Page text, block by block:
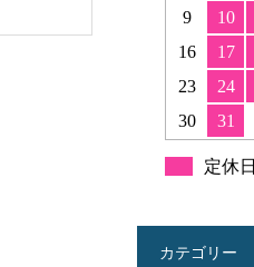
9
10
16
17
23
24
30
31
定休日
カテゴリー